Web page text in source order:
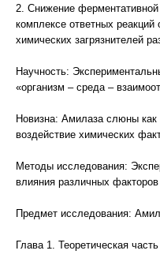
2. Снижение
комплексе ответных реакций
химических загрязнителей
Научность:
«организм – среда –
Новизна: Амилаза слюны как
воздействие химических
Методы исследования:
влияния различных
Предмет исследования:
Глава 1. Теоретическая часть